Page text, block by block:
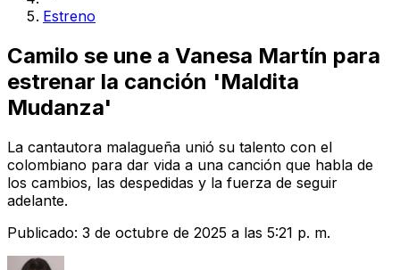
Estreno
Camilo se une a Vanesa Martín para
estrenar la canción 'Maldita
Mudanza'
La cantautora malagueña unió su talento con el
colombiano para dar vida a una canción que habla de
los cambios, las despedidas y la fuerza de seguir
adelante.
Publicado: 3 de octubre de 2025 a las 5:21 p. m.